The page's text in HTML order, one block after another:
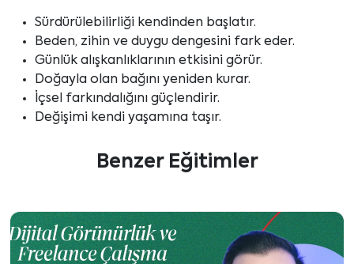
Sürdürülebilirliği kendinden başlatır.
Beden, zihin ve duygu dengesini fark eder.
Günlük alışkanlıklarının etkisini görür.
Doğayla olan bağını yeniden kurar.
İçsel farkındalığını güçlendirir.
Değişimi kendi yaşamına taşır.
Benzer Eğitimler